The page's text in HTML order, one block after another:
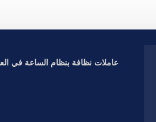
عاملات نظافة بنظام الساعة في العين